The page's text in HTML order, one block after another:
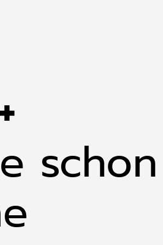
schon